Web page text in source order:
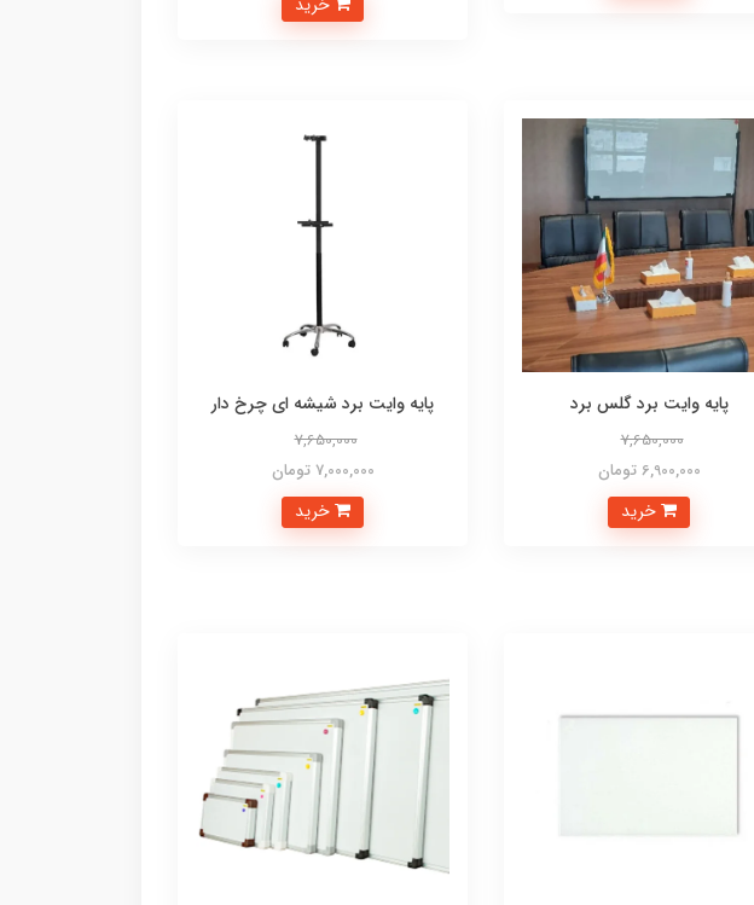
پایه وایت برد گلس برد
7,650,000
6,900,000 تومان
پایه وایت برد شیشه ای چرخ دار
7,650,000
7,000,000 تومان